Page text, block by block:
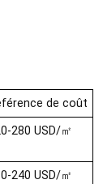
de coût
280 USD/㎡
240 USD/㎡